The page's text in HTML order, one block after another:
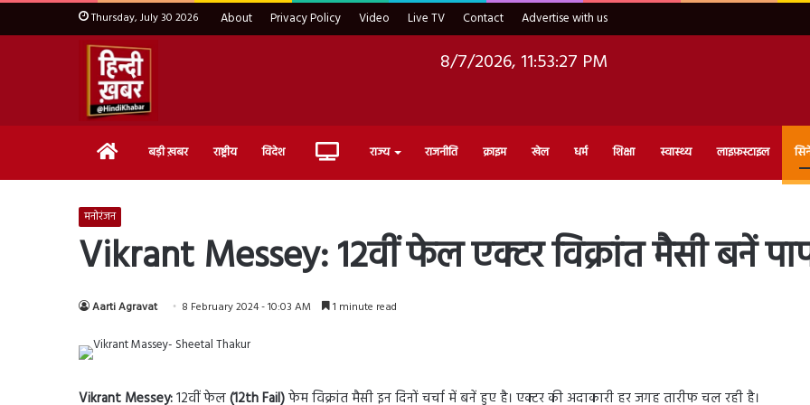
Thursday, July 30 2026 About Privacy Policy Video Live TV Contact Advertise with us
8/7/2026, 11:53:28 PM
Home बड़ी ख़बर राष्ट्रीय विदेश Live राज्य राजनीति क्राइम खेल धर्म शिक्षा स्वास्थ्य लाइफ़स्टाइल
मनोरंजन
Vikrant Messey: 12वीं फेल एक्टर विक्रांत मैसी बनें
Aarti Agravat 8 February 2024 - 10:03 AM 1 minute read
Vikrant Messey:12वीं फेल(12th Fail)फेम विक्रांत मैसी इन दिनों चर्चा में बनें हुए है। एक्टर की अदाकारी हर जगह तारीफ चल रही है।